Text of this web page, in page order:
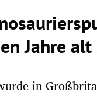
Jahre alt
in